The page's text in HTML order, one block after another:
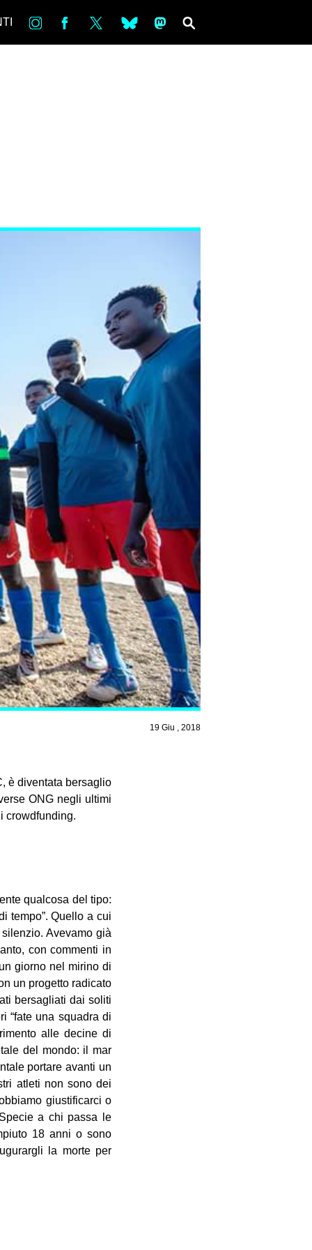
in bsky ms
19 Giu , 2018
è diventata bersaglio
ONG negli ultimi
crowdfunding.
qualcosa del tipo:
tempo”. Quello a cui
Avevamo già
con commenti in
giorno nel mirino di
un progetto radicato
bersagliati dai soliti
“fate una squadra di
alle decine di
del mondo: il mar
portare avanti un
atleti non sono dei
giustificarci o
a chi passa le
18 anni o sono
la morte per